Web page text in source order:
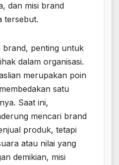
dan misi brand
tersebut.
brand, penting untuk
dalam organisasi.
merupakan poin
satu
Saat ini,
mencari brand
produk, tetapi
atau nilai yang
demikian, misi